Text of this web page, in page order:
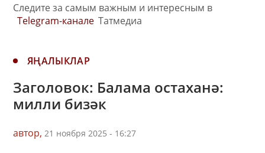
Следите за самым важным и интересным в
Telegram-канале Татмедиа
ЯҢАЛЫКЛАР
Заголовок: Балама остаханә:
милли бизәк
автор, 21 ноября 2025 - 16:27